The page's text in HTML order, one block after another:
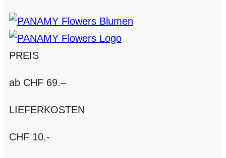
PREIS
ab CHF 69.–
LIEFERKOSTEN
CHF 10.-